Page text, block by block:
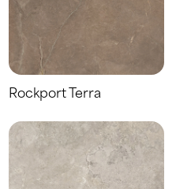
Rockport Terra